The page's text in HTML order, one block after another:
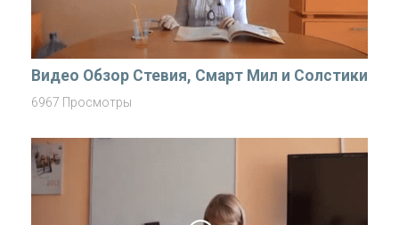
Видео Обзор Стевия, Смарт Мил и Солстики
6967 Просмотры